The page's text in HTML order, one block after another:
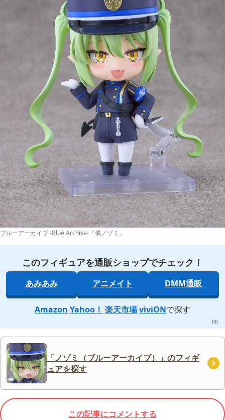
ブルーアーカイブ -Blue Archive-「橘ノゾミ」
このフィギュアを通販ショップでチェック！
あみあみ アニメイト DMM通販
Amazon Yahoo！ 楽天市場 viviONで探す
「ノゾミ（ブルーアーカイブ）」のフィギ
ュアを探す
この記事にコメントする